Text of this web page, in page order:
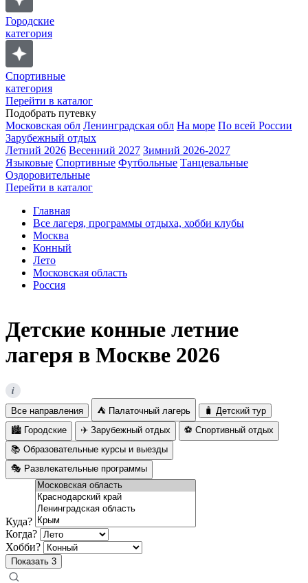
Городские
категория
Спортивные
категория
Перейти в каталог
Подобрать путевку
Московская обл Ленинградская обл На море По всей России
Зарубежный отдых
Летний 2026 Весенний 2027 Зимний 2026-2027
Языковые Спортивные Футбольные Танцевальные
Оздоровительные
Перейти в каталог
Главная
Все лагеря, программы отдыха, хобби клубы
Москва
Конный
Лето
Московская область
Россия
Детские конные летние
лагеря в Москве 2026
i
Все направления ⛺ Палаточный лагерь
🧳 Детский тур
🏙️ Городские
✈️ Зарубежный отдых
⚽ Спортивный отдых
📚 Образовательные курсы и выезды
🎭 Развлекательные программы
Куда?
Когда?
Хобби?
Показать 3